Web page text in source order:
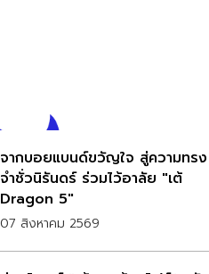
จากบอยแบนด์ขวัญใจ สู่ความทรง
จำชั่วนิรันดร์ ร่วมไว้อาลัย "เต้
Dragon 5"
07 สิงหาคม 2569